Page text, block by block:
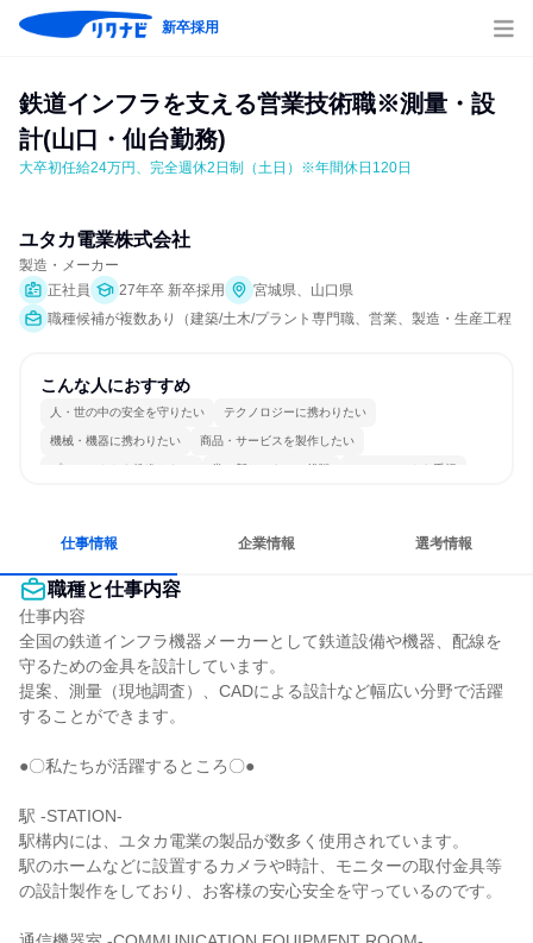
新卒採用
鉄道インフラを支える営業技術職※測量・設
計(山口・仙台勤務)
大卒初任給24万円、完全週休2日制（土日）※年間休日120日
ユタカ電業株式会社
製造・メーカー
正社員
27年卒 新卒採用
宮城県、山口県
職種候補が複数あり（建築/土木/プラント専門職、営業、製造・生産工程）
こんな人におすすめ
人・世の中の安全を守りたい テクノロジーに携わりたい
機械・機器に携わりたい 商品・サービスを製作したい
プロジェクトを推進したい 常に新しいものに挑戦 チームワークを重視
仕事情報 企業情報 選考情報
職種と仕事内容
仕事内容
全国の鉄道インフラ機器メーカーとして鉄道設備や機器、配線を
守るための金具を設計しています。
提案、測量（現地調査）、CADによる設計など幅広い分野で活躍
することができます。
●〇私たちが活躍するところ〇●
駅 -STATION-
駅構内には、ユタカ電業の製品が数多く使用されています。
駅のホームなどに設置するカメラや時計、モニターの取付金具等
の設計製作をしており、お客様の安心安全を守っているのです。